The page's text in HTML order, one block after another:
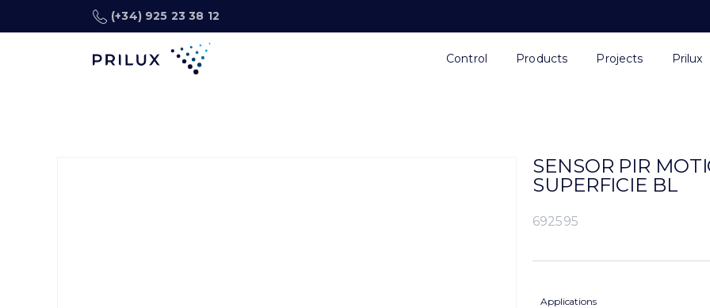
(+34) 925 23 38 12
Control Products Projects Prilux
SENSOR PIR
SUPERFICIE BL
692595
Applications